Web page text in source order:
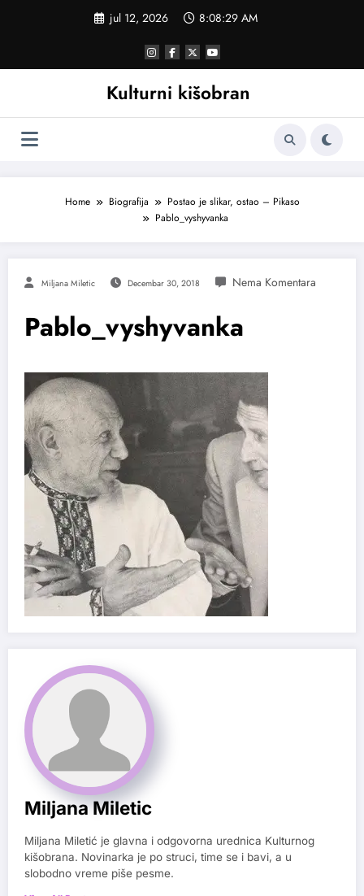
jul 12, 2026 8:08:30 AM
Kulturni kišobran
Home Biografija
Postao je slikar, ostao – Pikaso
Pablo_vyshyvanka
Miljana Miletic Decembar 30, 2018
Pablo_vyshyvanka
Miljana Miletic
Miljana Miletić je glavna i odgovorna urednica Kulturnog
kišobrana. Novinarka je po struci, time se i bavi, a u
slobodno vreme piše pesme.